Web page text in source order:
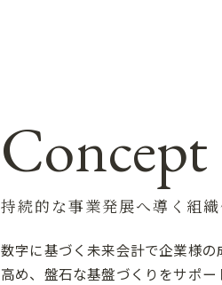
Concept
持続的な事業発展へ導く組
数字に基づく未来会計で企業様
高め、盤石な基盤づくりをサポ